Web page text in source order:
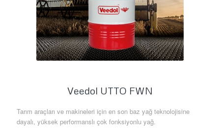
Veedol UTTO FWN
Tarım araçları ve makineleri için en son baz yağ teknolojisine
dayalı, yüksek performanslı çok fonksiyonlu yağ.